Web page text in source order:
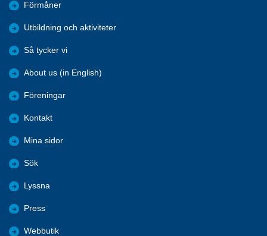
Förmåner
Utbildning och aktiviteter
Så tycker vi
About us (in English)
Föreningar
Kontakt
Mina sidor
Sök
Lyssna
Press
Webbutik